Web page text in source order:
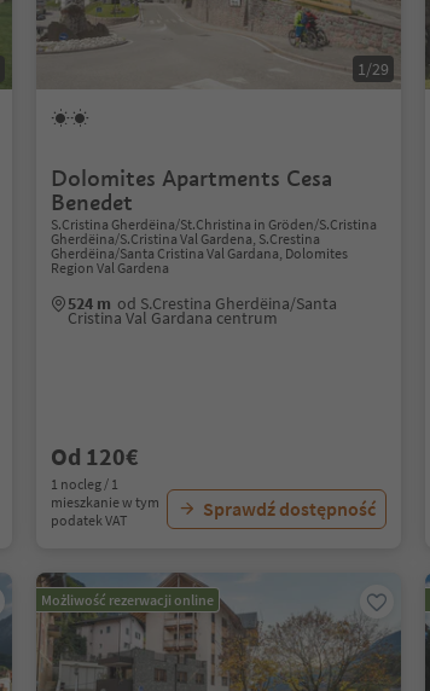
1/29
Dolomites Apartments Cesa
Benedet
S.Cristina Gherdëina/St.Christina in Gröden/S.Cristina
Gherdëina/S.Cristina Val Gardena, S.Crestina
Gherdëina/Santa Cristina Val Gardana, Dolomites
Region Val Gardena
524 m od S.Crestina Gherdëina/Santa
Cristina Val Gardana centrum
Od 120€
1 nocleg / 1
mieszkanie w tym
podatek VAT
Sprawdź dostępność
Możliwość rezerwacji online